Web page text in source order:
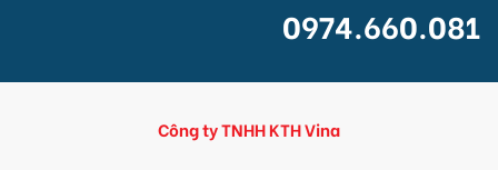
0974.660.081
Công ty TNHH KTH Vina